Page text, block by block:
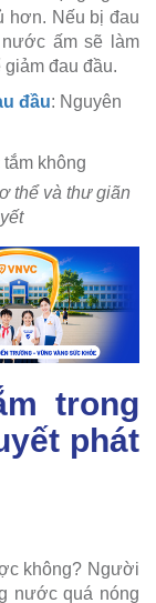
hơn. Nếu bị đau
ấm sẽ làm
đau đầu.
đầu: Nguyên
thể và thư giãn
trong
phát
không? Người
nước quá nóng